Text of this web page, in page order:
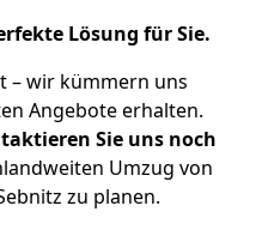
Lösung für Sie.
– wir kümmern uns
Angebote erhalten.
Sie uns noch
Umzug von
zu planen.